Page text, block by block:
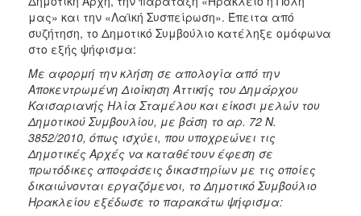
μας» και την «Λαϊκή Συσπείρωση». Έπειτα από
συζήτηση, το Δημοτικό Συμβούλιο κατέληξε ομόφωνα
στο εξής ψήφισμα:
Με αφορμή την κλήση σε απολογία από την
Αποκεντρωμένη Διοίκηση Αττικής του Δημάρχου
Καισαριανής Ηλία Σταμέλου και είκοσι μελών του
Δημοτικού Συμβουλίου, με βάση το αρ. 72 Ν.
3852/2010, όπως ισχύει, που υποχρεώνει τις
Δημοτικές Αρχές να καταθέτουν έφεση σε
πρωτόδικες αποφάσεις δικαστηρίων με τις οποίες
δικαιώνονται εργαζόμενοι, το Δημοτικό Συμβούλιο
Ηρακλείου εξέδωσε το παρακάτω ψήφισμα: